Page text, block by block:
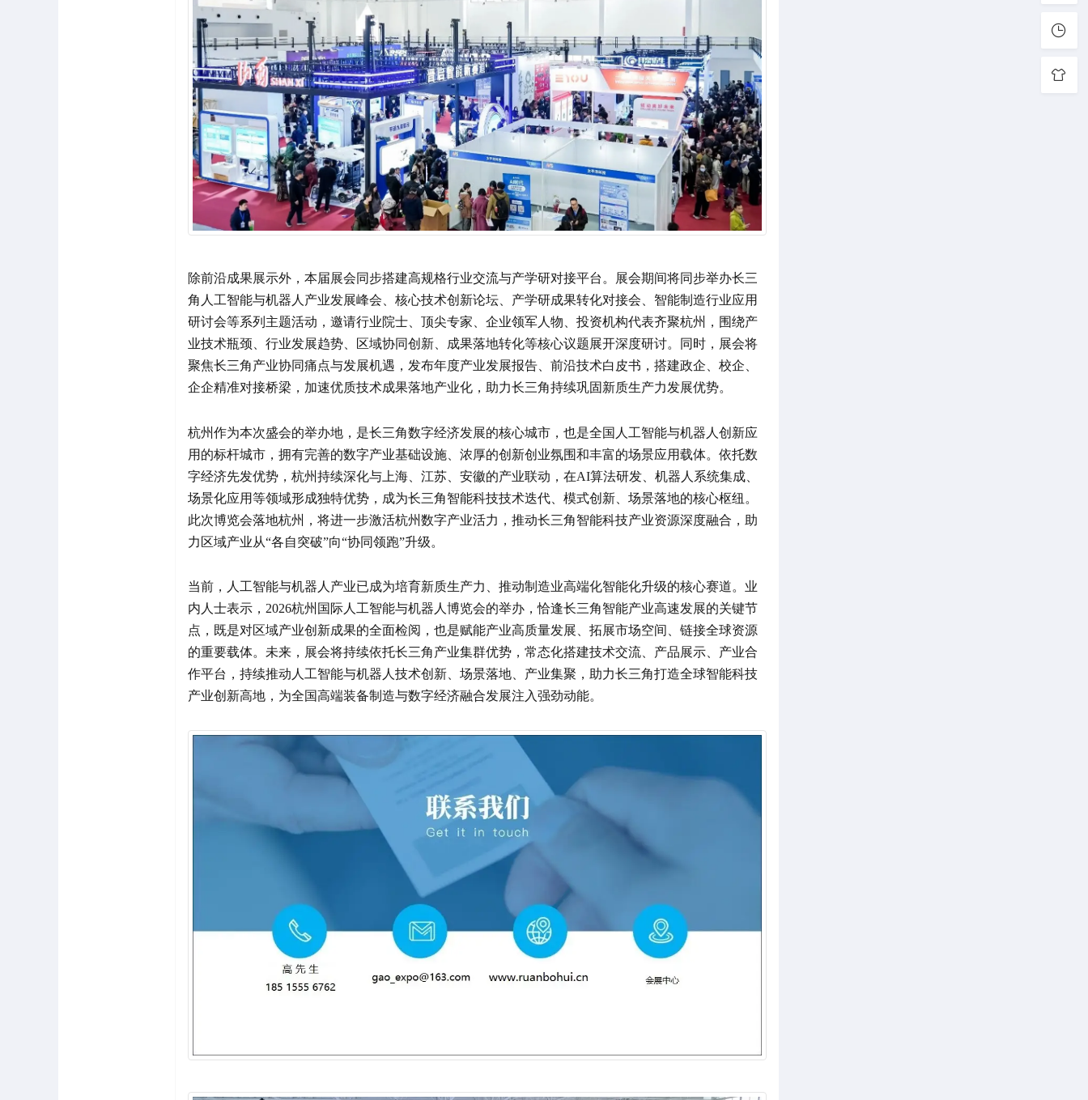
除前沿成果展示外，本届展会同步搭建高规格行业交流与产学研对接平台。展会期间将同步举办长三
角人工智能与机器人产业发展峰会、核心技术创新论坛、产学研成果转化对接会、智能制造行业应用
研讨会等系列主题活动，邀请行业院士、顶尖专家、企业领军人物、投资机构代表齐聚杭州，围绕产
业技术瓶颈、行业发展趋势、区域协同创新、成果落地转化等核心议题展开深度研讨。同时，展会将
聚焦长三角产业协同痛点与发展机遇，发布年度产业发展报告、前沿技术白皮书，搭建政企、校企、
企企精准对接桥梁，加速优质技术成果落地产业化，助力长三角持续巩固新质生产力发展优势。
杭州作为本次盛会的举办地，是长三角数字经济发展的核心城市，也是全国人工智能与机器人创新应
用的标杆城市，拥有完善的数字产业基础设施、浓厚的创新创业氛围和丰富的场景应用载体。依托数
字经济先发优势，杭州持续深化与上海、江苏、安徽的产业联动，在AI算法研发、机器人系统集成、
场景化应用等领域形成独特优势，成为长三角智能科技技术迭代、模式创新、场景落地的核心枢纽。
此次博览会落地杭州，将进一步激活杭州数字产业活力，推动长三角智能科技产业资源深度融合，助
力区域产业从“各自突破”向“协同领跑”升级。
当前，人工智能与机器人产业已成为培育新质生产力、推动制造业高端化智能化升级的核心赛道。业
内人士表示，2026杭州国际人工智能与机器人博览会的举办，恰逢长三角智能产业高速发展的关键节
点，既是对区域产业创新成果的全面检阅，也是赋能产业高质量发展、拓展市场空间、链接全球资源
的重要载体。未来，展会将持续依托长三角产业集群优势，常态化搭建技术交流、产品展示、产业合
作平台，持续推动人工智能与机器人技术创新、场景落地、产业集聚，助力长三角打造全球智能科技
产业创新高地，为全国高端装备制造与数字经济融合发展注入强劲动能。